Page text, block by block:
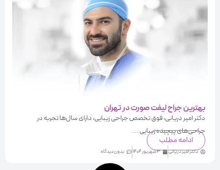
بهترین جراح لیفت صورت در تهران
دکتر امیر دریانی، فوق تخصص جراحی زیبایی، دارای سال‌ها تجربه در
جراحی‌های پیچیده زیبایی ...
ادامه مطلب
دکتر امیر دریانی 3 شهریور 1404 بدون دیدگاه